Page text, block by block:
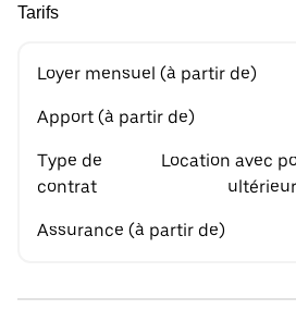
Tarifs
Loyer mensuel (à partir de)
Apport (à partir de)
Type de
contrat
Location avec
Assurance (à partir de)